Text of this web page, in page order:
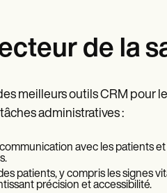
de la
meilleurs outils CRM pour
administratives :
avec les patients
patients, y compris les signes
précision et accessibilité.